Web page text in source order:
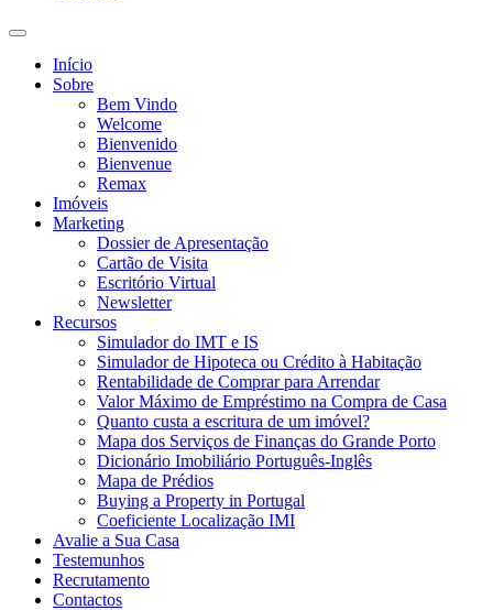
Toggle
search
field
Início
Sobre
Bem Vindo
Welcome
Bienvenido
Bienvenue
Remax
Imóveis
Marketing
Dossier de Apresentação
Cartão de Visita
Escritório Virtual
Newsletter
Recursos
Simulador do IMT e IS
Simulador de Hipoteca ou Crédito à Habitação
Rentabilidade de Comprar para Arrendar
Valor Máximo de Empréstimo na Compra de Casa
Quanto custa a escritura de um imóvel?
Mapa dos Serviços de Finanças do Grande Porto
Dicionário Imobiliário Português-Inglês
Mapa de Prédios
Buying a Property in Portugal
Coeficiente Localização IMI
Avalie a Sua Casa
Testemunhos
Recrutamento
Contactos